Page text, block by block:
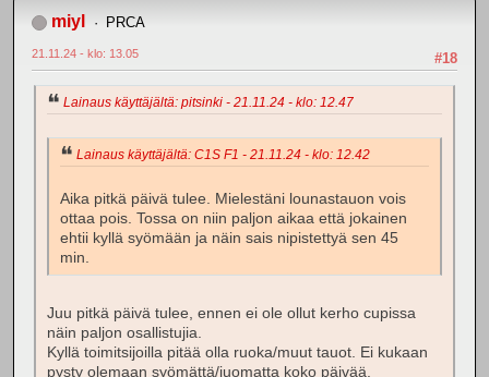
miyl PRCA
#18
21.11.24 - klo: 13.05
Lainaus käyttäjältä: pitsinki - 21.11.24 - klo: 12.47
Lainaus käyttäjältä: C1S F1 - 21.11.24 - klo: 12.42
Aika pitkä päivä tulee. Mielestäni lounastauon vois
ottaa pois. Tossa on niin paljon aikaa että jokainen
ehtii kyllä syömään ja näin sais nipistettyä sen 45
min.
Juu pitkä päivä tulee, ennen ei ole ollut kerho cupissa
näin paljon osallistujia.
Kyllä toimitsijoilla pitää olla ruoka/muut tauot. Ei kukaan
pysty olemaan syömättä/juomatta koko päivää.